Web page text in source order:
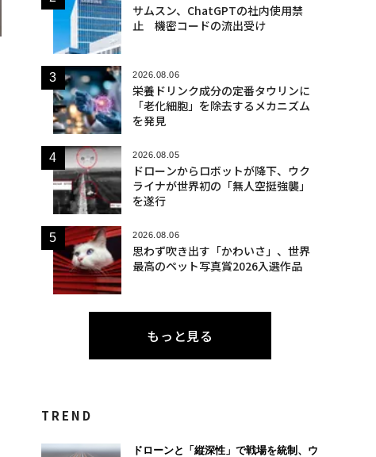
サムスン、ChatGPTの社内使用禁
止 機密コードの流出受け
2026.08.06
栄養ドリンク成分の定番タウリンに
「老化細胞」を除去するメカニズム
を発見
2026.08.05
ドローンからロボットが降下、ウク
ライナが世界初の「無人空挺強襲」
を遂行
2026.08.06
思わず吹き出す「かわいさ」、世界
最高のペット写真賞2026入選作品
もっと見る
TREND
ドローンと「縦深性」で戦場を統制、ウ